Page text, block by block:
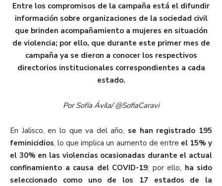
Entre los compromisos de la campaña está el difundir
información sobre organizaciones de la sociedad civil
que brinden acompañamiento a mujeres en situación
de violencia; por ello, que durante este primer mes de
campaña ya se dieron a conocer los respectivos
directorios institucionales correspondientes a cada
estado.
Por Sofía Ávila/ @SofiaCaravi
En Jalisco, en lo que va del año, se han registrado 195
feminicidios, lo que implica un aumento de entre el 15% y
el 30% en las violencias ocasionadas durante el actual
confinamiento a causa del COVID-19; por ello, ha sido
seleccionado como uno de los 17 estados de la